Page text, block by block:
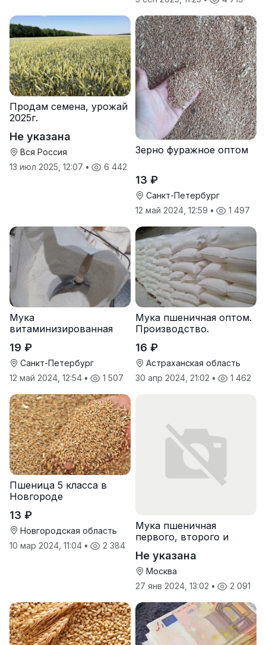
Продам семена, урожай
2025г.
Не указана
Вся Россия
13 июл 2025, 12:07 • 6 442
Зерно фуражное оптом
13 ₽
Санкт-Петербург
12 май 2024, 12:59 • 1 497
Мука
витаминизированная
19 ₽
Санкт-Петербург
12 май 2024, 12:54 • 1 507
Мука пшеничная оптом.
Производство.
16 ₽
Астраханская область
30 апр 2024, 21:02 • 1 462
Пшеница 5 класса в
Новгороде
13 ₽
Новгородская область
10 мар 2024, 11:04 • 2 384
Мука пшеничная
первого, второго и
Не указана
Москва
27 янв 2024, 13:02 • 2 091